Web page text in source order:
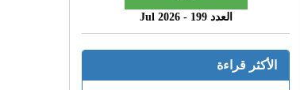
العدد 199 - 2026 Jul
الأكثر قراءة